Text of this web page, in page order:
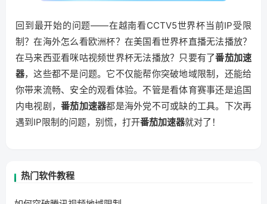
回到最开始的问题——在越南看CCTV5世界杯当前IP受限
制？在海外怎么看欧洲杯？在美国看世界杯直播无法播放？
在马来西亚看咪咕视频世界杯无法播放？只要有了番茄加速
器，这些都不是问题。它不仅能帮你突破地域限制，还能给
你带来流畅、安全的观看体验。不管是看体育赛事还是追国
内电视剧，番茄加速器都是海外党不可或缺的工具。下次再
遇到IP限制的问题，别慌，打开番茄加速器就对了！
热门软件教程